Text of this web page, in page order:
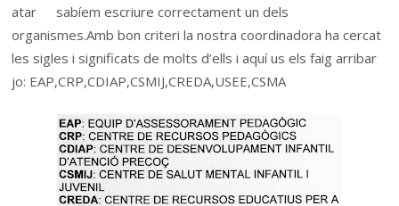
sabíem escriure correctament un dels
organismes.Amb bon criteri la nostra coordinadora ha cercat
les sigles i significats de molts d’ells i aquí us els faig arribar
jo: EAP,CRP,CDIAP,CSMIJ,CREDA,USEE,CSMA